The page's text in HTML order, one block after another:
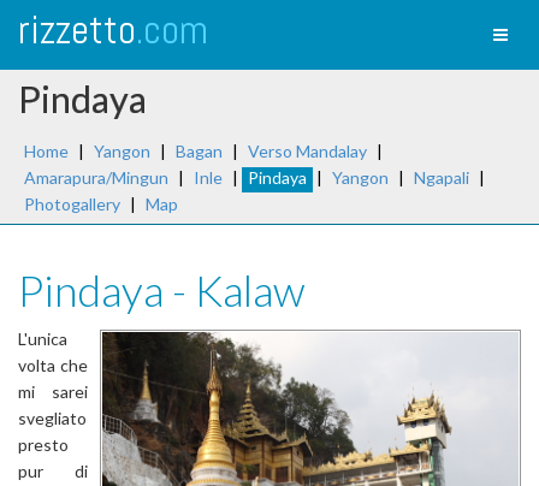
rizzetto.com
Pindaya
Home | Yangon | Bagan | Verso Mandalay |
Amarapura/Mingun | Inle | Pindaya | Yangon | Ngapali |
Photogallery | Map
Pindaya - Kalaw
L'unica
volta che
mi sarei
svegliato
presto
pur di